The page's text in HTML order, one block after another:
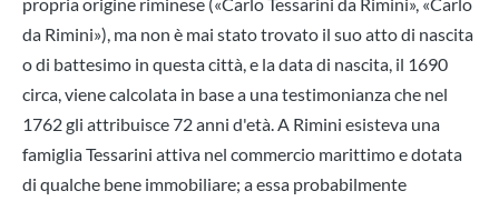
da Rimini»), ma non è mai stato trovato il suo atto di nascita
o di battesimo in questa città, e la data di nascita, il 1690
circa, viene calcolata in base a una testimonianza che nel
1762 gli attribuisce 72 anni d'età. A Rimini esisteva una
famiglia Tessarini attiva nel commercio marittimo e dotata
di qualche bene immobiliare; a essa probabilmente